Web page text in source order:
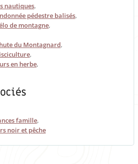
nautiques,
pédestre balisés,
de montagne,
du Montagnard,
,
en herbe,
famille,
noir et pêche